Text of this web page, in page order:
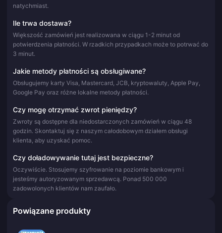
natychmiast.
Ile trwa dostawa?
Większość zamówień jest realizowana w ciągu 1-2 minut od
potwierdzenia płatności. W rzadkich przypadkach może to potrwać do
3 minut.
Jakie metody płatności są obsługiwane?
Obsługujemy karty Visa, Mastercard, JCB, kryptowaluty, Apple Pay,
Google Pay oraz różne lokalne metody płatności.
Czy mogę otrzymać zwrot pieniędzy?
Zwroty są dostępne dla niedostarczonych zamówień w ciągu 48
godzin. Skontaktuj się z naszym całodobowym działem obsługi
klienta, aby uzyskać pomoc.
Czy doładowywanie tutaj jest bezpieczne?
Oczywiście. Stosujemy szyfrowanie na poziomie bankowym i
jesteśmy autoryzowanym sprzedawcą. Ponad 500 000
zadowolonych klientów nam zaufało.
Powiązane produkty